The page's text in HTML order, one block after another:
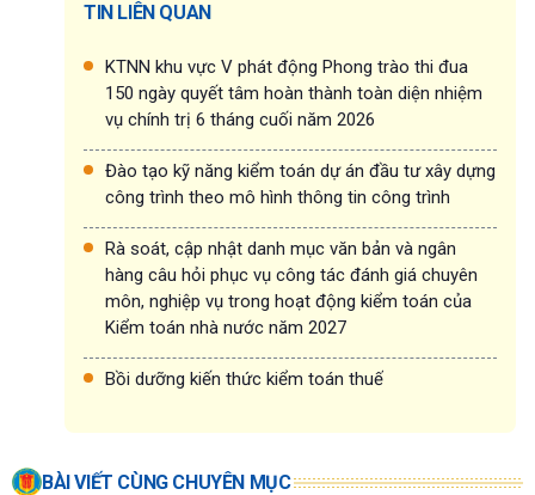
TIN LIÊN QUAN
KTNN khu vực V phát động Phong trào thi đua
150 ngày quyết tâm hoàn thành toàn diện nhiệm
vụ chính trị 6 tháng cuối năm 2026
Đào tạo kỹ năng kiểm toán dự án đầu tư xây dựng
công trình theo mô hình thông tin công trình
Rà soát, cập nhật danh mục văn bản và ngân
hàng câu hỏi phục vụ công tác đánh giá chuyên
môn, nghiệp vụ trong hoạt động kiểm toán của
Kiểm toán nhà nước năm 2027
Bồi dưỡng kiến thức kiểm toán thuế
BÀI VIẾT CÙNG CHUYÊN MỤC